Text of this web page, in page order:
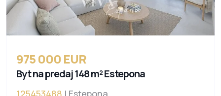
975 000 EUR
Byt na predaj 148 m² Estepona
125453488 | Estepona